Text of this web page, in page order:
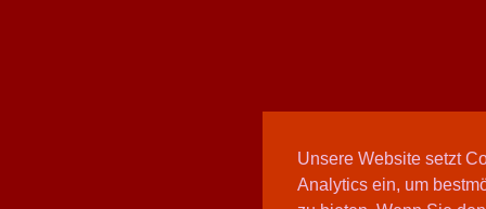
Unsere Website setzt
Analytics ein, um